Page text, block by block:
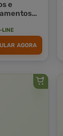
e
LINE
AGORA